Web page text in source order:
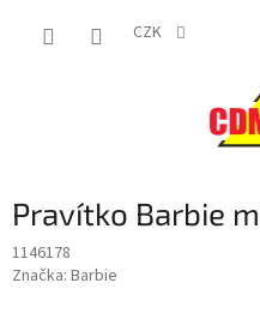
CZK
Pravítko Barbie
1146178
Značka: Barbie